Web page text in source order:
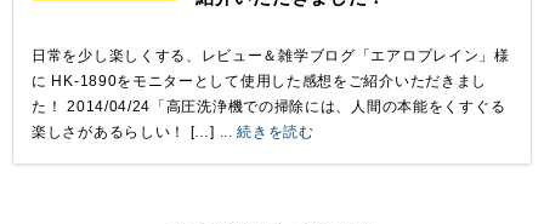
日常を少し楽しくする、レビュー＆雑学ブログ「エアロプレイン」様
に HK-1890をモニターとして使用した感想をご紹介いただきまし
た！ 2014/04/24「高圧洗浄機での掃除には、人間の本能をくすぐる
楽しさがあるらしい！ […] ... 続きを読む